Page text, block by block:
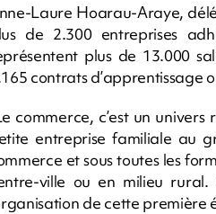
Laure Hoarau-Araye,
de 2.300 entreprises
plus de 13.000
contrats d’apprentissage
commerce, c’est un
entreprise familiale au
et sous toutes les
ville ou en milieu rural.
de cette première